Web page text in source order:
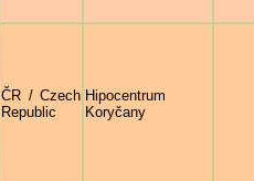
ČR / Czech
Republic
Hipocentrum
Koryčany